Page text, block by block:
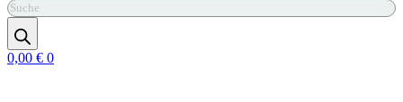
0,00 € 0